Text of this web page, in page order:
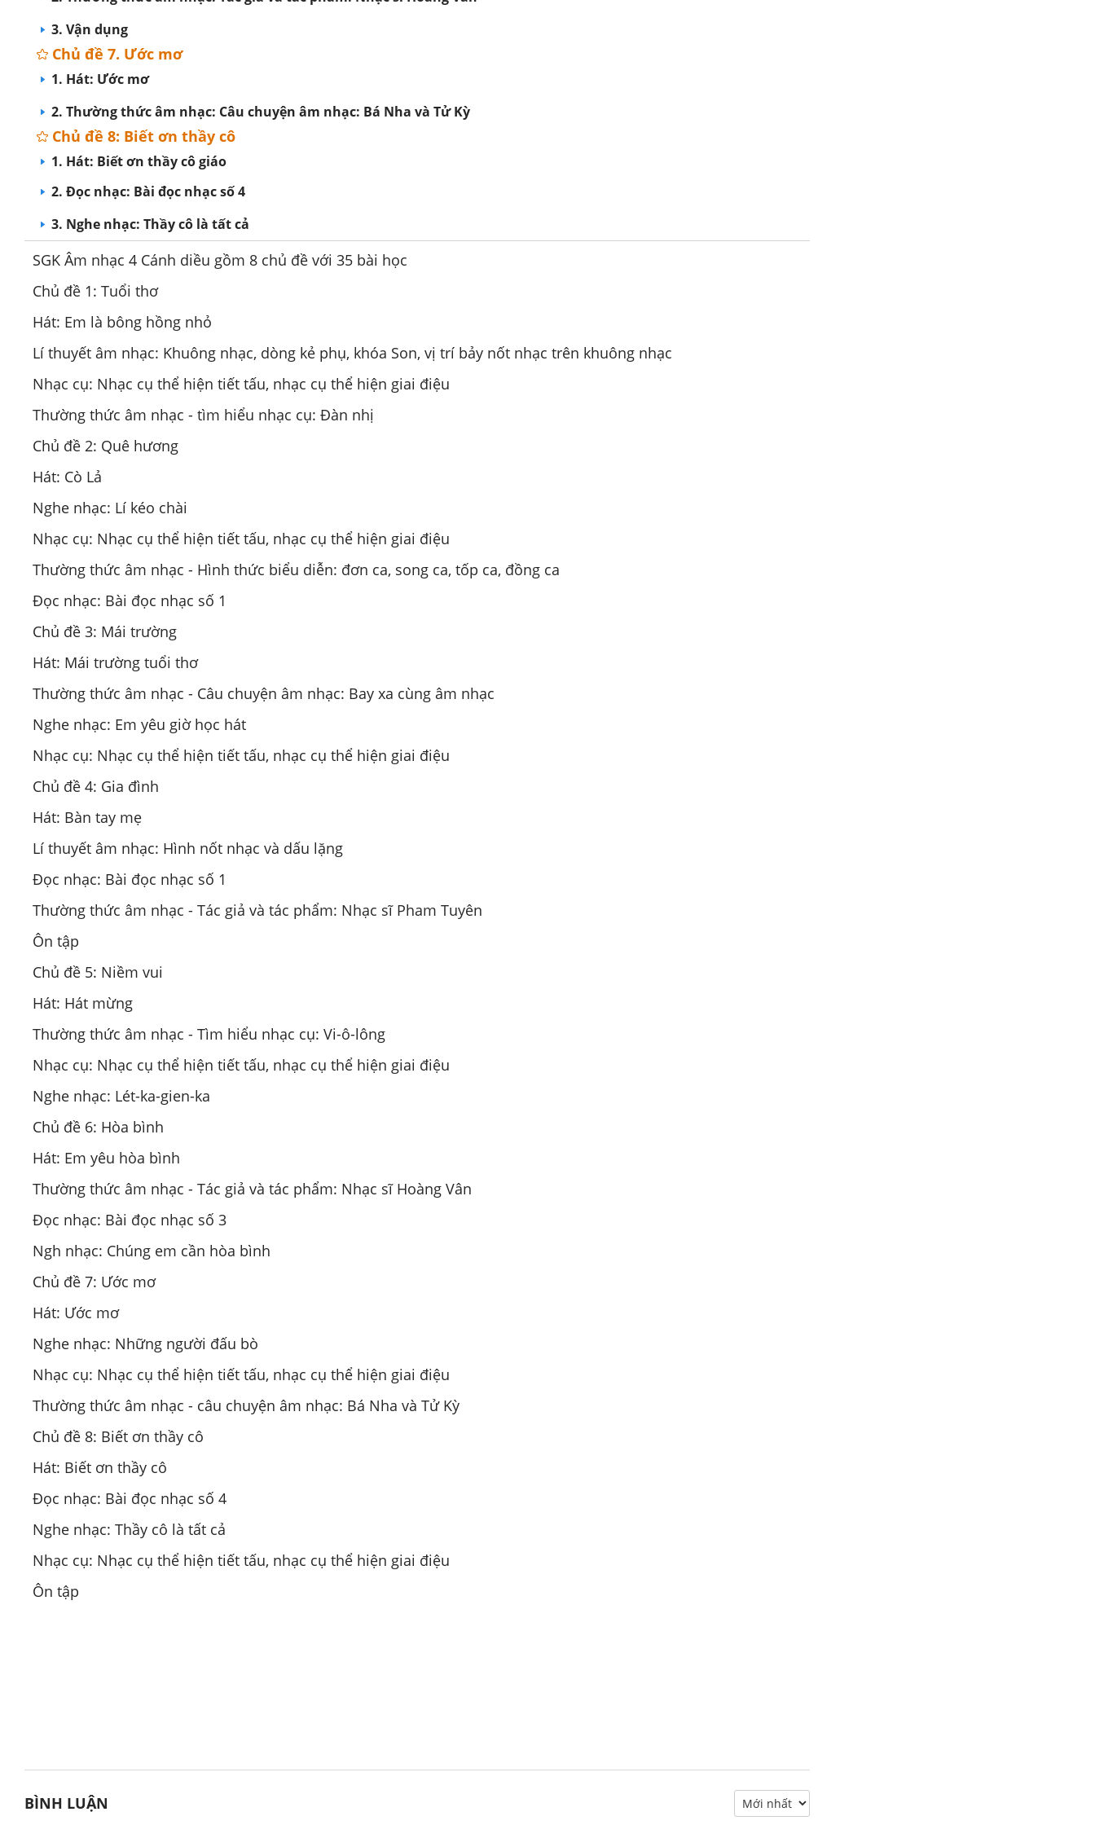
3. Vận dụng
Chủ đề 7. Ước mơ
1. Hát: Ước mơ
2. Thường thức âm nhạc: Câu chuyện âm nhạc: Bá Nha và Tử Kỳ
Chủ đề 8: Biết ơn thầy cô
1. Hát: Biết ơn thầy cô giáo
2. Đọc nhạc: Bài đọc nhạc số 4
3. Nghe nhạc: Thầy cô là tất cả
SGK Âm nhạc 4 Cánh diều gồm 8 chủ đề với 35 bài học
Chủ đề 1: Tuổi thơ
Hát: Em là bông hồng nhỏ
Lí thuyết âm nhạc: Khuông nhạc, dòng kẻ phụ, khóa Son, vị trí bảy nốt nhạc trên khuông nhạc
Nhạc cụ: Nhạc cụ thể hiện tiết tấu, nhạc cụ thể hiện giai điệu
Thường thức âm nhạc - tìm hiểu nhạc cụ: Đàn nhị
Chủ đề 2: Quê hương
Hát: Cò Lả
Nghe nhạc: Lí kéo chài
Nhạc cụ: Nhạc cụ thể hiện tiết tấu, nhạc cụ thể hiện giai điệu
Thường thức âm nhạc - Hình thức biểu diễn: đơn ca, song ca, tốp ca, đồng ca
Đọc nhạc: Bài đọc nhạc số 1
Chủ đề 3: Mái trường
Hát: Mái trường tuổi thơ
Thường thức âm nhạc - Câu chuyện âm nhạc: Bay xa cùng âm nhạc
Nghe nhạc: Em yêu giờ học hát
Nhạc cụ: Nhạc cụ thể hiện tiết tấu, nhạc cụ thể hiện giai điệu
Chủ đề 4: Gia đình
Hát: Bàn tay mẹ
Lí thuyết âm nhạc: Hình nốt nhạc và dấu lặng
Đọc nhạc: Bài đọc nhạc số 1
Thường thức âm nhạc - Tác giả và tác phẩm: Nhạc sĩ Pham Tuyên
Ôn tập
Chủ đề 5: Niềm vui
Hát: Hát mừng
Thường thức âm nhạc - Tìm hiểu nhạc cụ: Vi-ô-lông
Nhạc cụ: Nhạc cụ thể hiện tiết tấu, nhạc cụ thể hiện giai điệu
Nghe nhạc: Lét-ka-gien-ka
Chủ đề 6: Hòa bình
Hát: Em yêu hòa bình
Thường thức âm nhạc - Tác giả và tác phẩm: Nhạc sĩ Hoàng Vân
Đọc nhạc: Bài đọc nhạc số 3
Ngh nhạc: Chúng em cần hòa bình
Chủ đề 7: Ước mơ
Hát: Ước mơ
Nghe nhạc: Những người đấu bò
Nhạc cụ: Nhạc cụ thể hiện tiết tấu, nhạc cụ thể hiện giai điệu
Thường thức âm nhạc - câu chuyện âm nhạc: Bá Nha và Tử Kỳ
Chủ đề 8: Biết ơn thầy cô
Hát: Biết ơn thầy cô
Đọc nhạc: Bài đọc nhạc số 4
Nghe nhạc: Thầy cô là tất cả
Nhạc cụ: Nhạc cụ thể hiện tiết tấu, nhạc cụ thể hiện giai điệu
Ôn tập
BÌNH LUẬN